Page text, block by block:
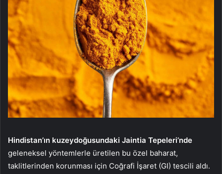
Hindistan’ın kuzeydoğusundaki Jaintia Tepeleri’nde
geleneksel yöntemlerle üretilen bu özel baharat,
taklitlerinden korunması için Coğrafi İşaret (GI) tescili aldı.